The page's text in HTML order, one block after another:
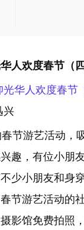
人欢度春节（
光华人欢度春节
兴
节游艺活动，
趣，有位小朋
少小朋友和身
节游艺活动的
影馆免费拍照